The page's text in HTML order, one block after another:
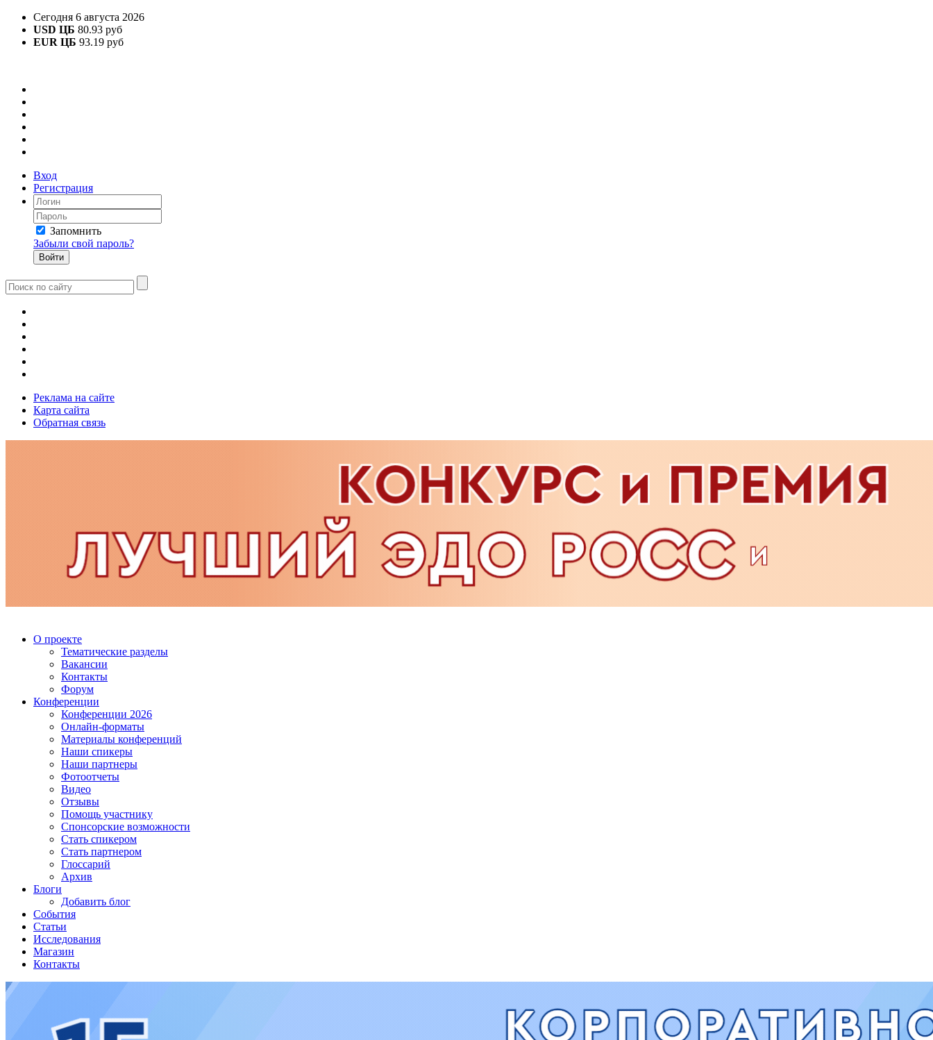
Сегодня 6 августа 2026
USD ЦБ 80.93 руб
EUR ЦБ 93.19 руб
Вход
Регистрация
Запомнить
Забыли свой пароль?
Реклама на сайте
Карта сайта
Обратная связь
О проекте
Тематические разделы
Вакансии
Контакты
Форум
Конференции
Конференции 2026
Онлайн-форматы
Материалы конференций
Наши спикеры
Наши партнеры
Фотоотчеты
Видео
Отзывы
Помощь участнику
Спонсорские возможности
Стать спикером
Стать партнером
Глоссарий
Архив
Блоги
Добавить блог
События
Статьи
Исследования
Магазин
Контакты